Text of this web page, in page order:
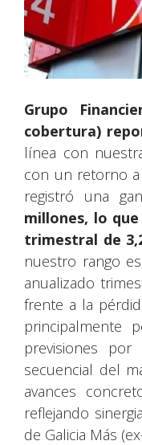
Grupo
cobertura)
línea con
con un retorno a
registró una
millones, lo
trimestral de
nuestro rango
anualizado
frente a la
principalmente
previsiones por
secuencial del
avances
reflejando
de Galicia Más